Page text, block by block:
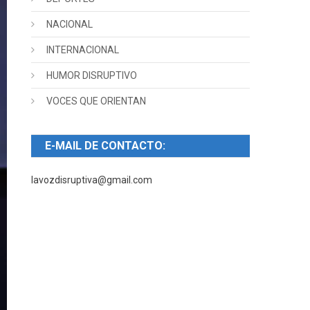
NACIONAL
INTERNACIONAL
HUMOR DISRUPTIVO
VOCES QUE ORIENTAN
E-MAIL DE CONTACTO:
lavozdisruptiva@gmail.com